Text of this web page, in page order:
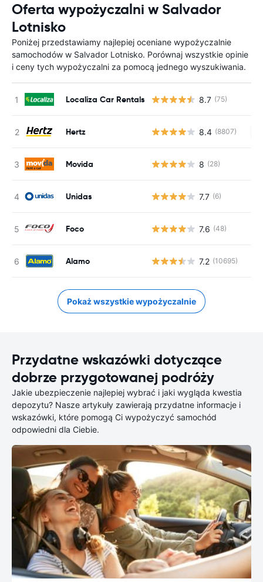
Oferta wypożyczalni w Salvador
Lotnisko
Poniżej przedstawiamy najlepiej oceniane wypożyczalnie
samochodów w Salvador Lotnisko. Porównaj wszystkie opinie
i ceny tych wypożyczalni za pomocą jednego wyszukiwania.
Localiza Car Rentals 8.7 (75)
Hertz 8.4 (8807)
Movida 8 (28)
Unidas 7.7 (6)
Foco 7.6 (48)
Alamo 7.2 (10695)
Pokaż wszystkie wypożyczalnie
Przydatne wskazówki dotyczące
dobrze przygotowanej podróży
Jakie ubezpieczenie najlepiej wybrać i jaki wygląda kwestia
depozytu? Nasze artykuły zawierają przydatne informacje i
wskazówki, które pomogą Ci wypożyczyć samochód
odpowiedni dla Ciebie.